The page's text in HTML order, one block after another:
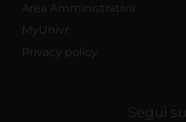
Area Amministrativa
MyUnivr
Privacy policy
Segui su